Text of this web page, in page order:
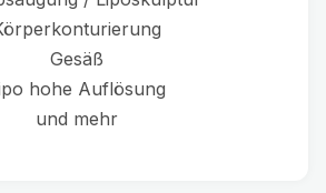
Gesäß
hohe Auflösung
und mehr